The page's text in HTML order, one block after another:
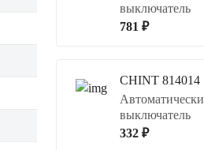
выключатель
781 ₽
CHINT 814014
выключатель
332 ₽